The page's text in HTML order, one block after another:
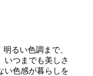
るい色調まで、
いつまでも美しさ
い色感が暮らしを